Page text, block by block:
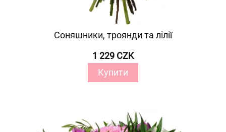
Соняшники, троянди та лілії
1 229 CZK
Купити